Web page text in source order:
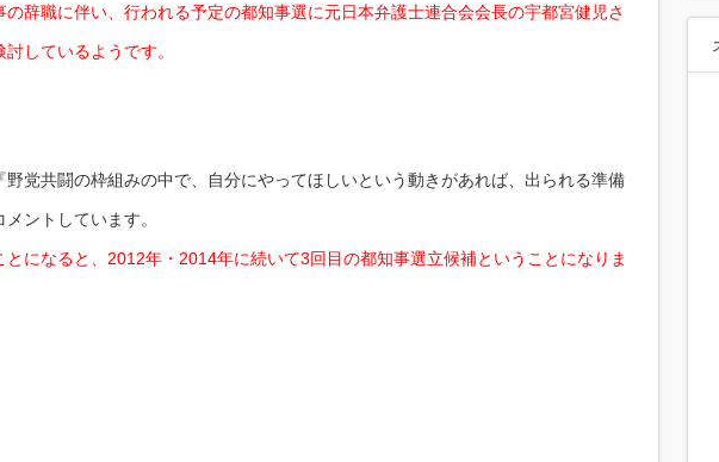
の辞職に伴い、行われる予定の都知事選に元日本弁護士連合会会長の宇都宮健児さ
しているようです。
野党共闘の枠組みの中で、自分にやってほしいという動きがあれば、出られる準備
ントしています。
とになると、2012年・2014年に続いて3回目の都知事選立候補ということになりま